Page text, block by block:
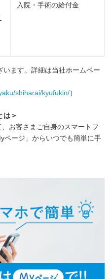
入院・手術の給付金
ます。詳細は当社ホームペー
shiharai/kyufukin/）
は＞
お客さまご自身のスマートフ
ページ」からいつでも簡単に手